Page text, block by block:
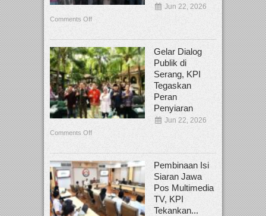
Jun 22, 2026
Comments Off
Gelar Dialog
Publik di
Serang, KPI
Tegaskan
Peran
Penyiaran
Jun 22, 2026
Comments Off
Pembinaan Isi
Siaran Jawa
Pos Multimedia
TV, KPI
Tekankan...